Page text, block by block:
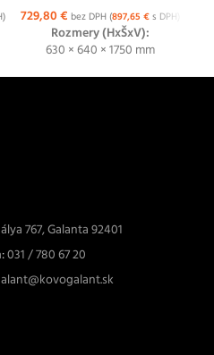
729,80€ bez DPH (897,65 €s DPH)
Rozmery (HxŠxV):
630 × 640 × 1750 mm
767, Galanta 92401
031 / 780 67 20